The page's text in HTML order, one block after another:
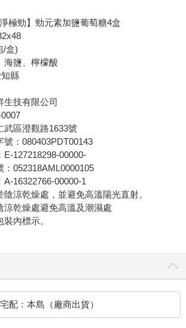
極勁】勁元素加鹽葡萄糖4盒
/盒)
海鹽、檸檬酸
縣
生技有限公司
武區澄觀路1633號
號：080403PDT00143
127218298-00000-
052318AML0000105
16322766-00000-1
涼乾燥處，並避免高溫陽光直射。
涼乾燥處避免高溫及潮濕處
內標示。
配：本島（廠商出貨）